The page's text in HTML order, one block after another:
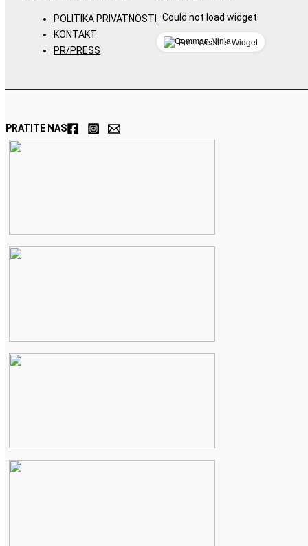
POLITIKA PRIVATNOSTI
KONTAKT
PR/PRESS
Could not load widget.
Free Weather Widget
PRATITE NAS